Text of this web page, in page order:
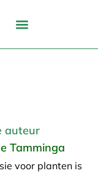
auteur
Tamminga
voor planten is